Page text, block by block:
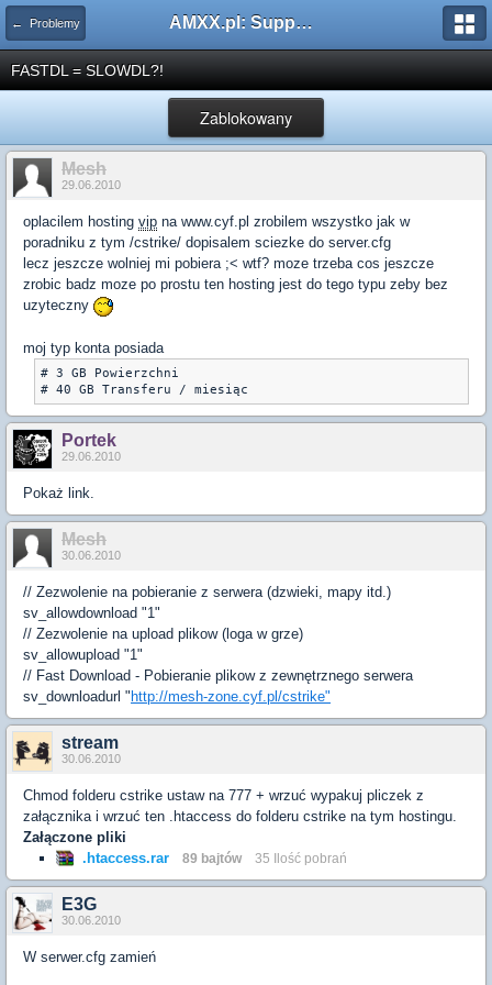
← Problemy AMXX.pl: Support AMX Mod X i SourceMod
FASTDL = SLOWDL?!
Zablokowany
Mesh
29.06.2010
oplacilem hosting vip na www.cyf.pl zrobilem wszystko jak w
poradniku z tym /cstrike/ dopisalem sciezke do server.cfg
lecz jeszcze wolniej mi pobiera ;< wtf? moze trzeba cos jeszcze
zrobic badz moze po prostu ten hosting jest do tego typu zeby bez
uzyteczny
moj typ konta posiada
# 3 GB Powierzchni
# 40 GB Transferu / miesiąc
Portek
29.06.2010
Pokaż link.
Mesh
30.06.2010
// Zezwolenie na pobieranie z serwera (dzwieki, mapy itd.)
sv_allowdownload "1"
// Zezwolenie na upload plikow (loga w grze)
sv_allowupload "1"
// Fast Download - Pobieranie plikow z zewnętrznego serwera
sv_downloadurl "http://mesh-zone.cyf.pl/cstrike"
stream
30.06.2010
Chmod folderu cstrike ustaw na 777 + wrzuć wypakuj pliczek z
załącznika i wrzuć ten .htaccess do folderu cstrike na tym hostingu.
Załączone pliki
.htaccess.rar
89 bajtów 35 Ilość pobrań
E3G
30.06.2010
W serwer.cfg zamień